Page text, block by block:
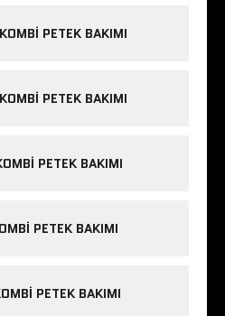
PETEK BAKIMI
PETEK BAKIMI
PETEK BAKIMI
PETEK BAKIMI
PETEK BAKIMI